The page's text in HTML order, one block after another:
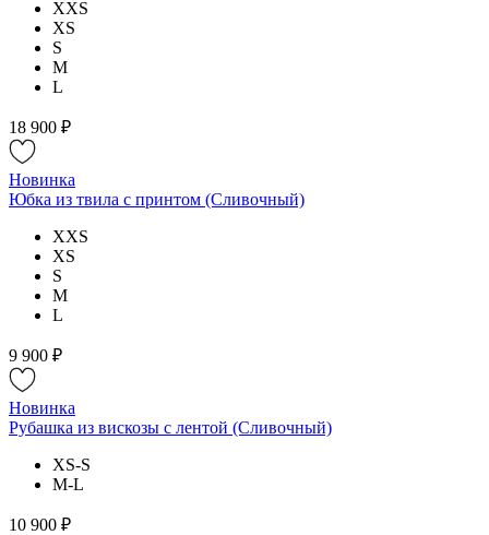
XXS
XS
S
M
L
18 900 ₽
Новинка
Юбка из твила с принтом (Сливочный)
XXS
XS
S
M
L
9 900 ₽
Новинка
Рубашка из вискозы с лентой (Сливочный)
XS-S
M-L
10 900 ₽